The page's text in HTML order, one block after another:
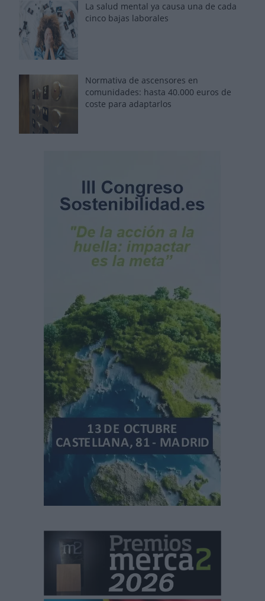
La salud mental ya causa una de cada
cinco bajas laborales
Normativa de ascensores en
comunidades: hasta 40.000 euros de
coste para adaptarlos